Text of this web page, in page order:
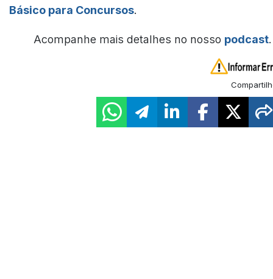
Básico para Concursos.
Acompanhe mais detalhes no nosso podcast.